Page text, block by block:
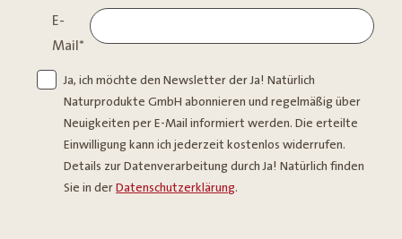
E-
Mail*
Ja, ich möchte den Newsletter der Ja! Natürlich
Naturprodukte GmbH abonnieren und regelmäßig über
Neuigkeiten per E-Mail informiert werden. Die erteilte
Einwilligung kann ich jederzeit kostenlos widerrufen.
Details zur Datenverarbeitung durch Ja! Natürlich finden
Sie in derDatenschutzerklärung.